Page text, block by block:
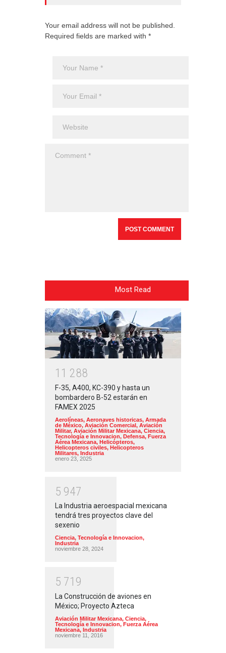
Your email address will not be published.
Required fields are marked with *
Most Read
1 1 288
F-35, A400, KC-390 y hasta un
bombardero B-52 estarán en
FAMEX 2025
Aerolíneas, Aeronaves historicas, Armada
de México, Aviación Comercial, Aviación
Militar, Aviación Militar Mexicana, Ciencia,
Tecnología e Innovacion, Defensa, Fuerza
Aérea Mexicana, Helicópteros,
Helicopteros civiles, Helicopteros
Militares, Industria
enero 23, 2025
5 947
La Industria aeroespacial mexicana
tendrá tres proyectos clave del
sexenio
Ciencia, Tecnología e Innovacion,
Industria
noviembre 28, 2024
5 71 9
La Construcción de aviones en
México; Proyecto Azteca
Aviación Militar Mexicana, Ciencia,
Tecnología e Innovacion, Fuerza Aérea
Mexicana, Industria
noviembre 11, 2016